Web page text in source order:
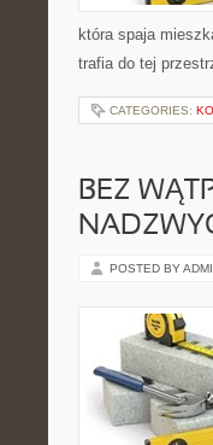
która spaja
trafia do tej
CATEGORIES:
BEZ
POSTED BY